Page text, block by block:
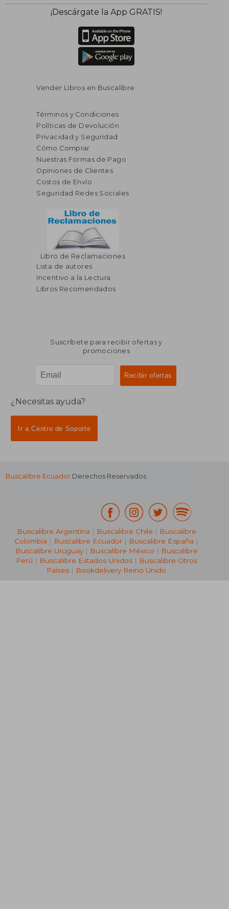
45% $ 194.82
$ 107.15
45%
dcto.
$
45%
dcto.
$ 46.28
$ 25.46
¡Descárgate la App GRATIS!
Vender Libros en Buscalibre
Términos y Condiciones
Políticas de Devolución
Privacidad y Seguridad
Cómo Comprar
Nuestras Formas de Pago
Opiniones de Clientes
Costos de Envío
Seguridad Redes Sociales
Libro de Reclamaciones
Lista de autores
Incentivo a la Lectura
Libros Recomendados
Suscríbete para recibir ofertas y
promociones
¿Necesitas ayuda?
Ir a Centro de Soporte
Buscalibre Ecuador Derechos Reservados.
Buscalibre Argentina | Buscalibre Chile | Buscalibre
Colombia | Buscalibre Ecuador | Buscalibre España |
Buscalibre Uruguay| Buscalibre México | Buscalibre
Perú | Buscalibre Estados Unidos| Buscalibre Otros
Países | Bookdelivery Reino Unido